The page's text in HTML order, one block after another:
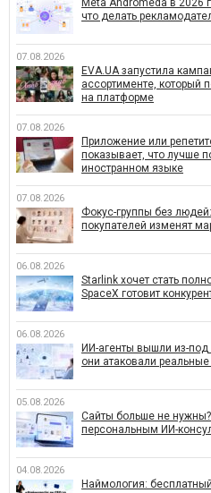
что делать
07.08.2026
EVA.UA запустила
ассортименте, который
на платформе
07.08.2026
Приложение или
показывает, что лучше
иностранном языке
07.08.2026
Фокус-группы без
покупателей изменят
06.08.2026
Starlink хочет стать
SpaceX готовит
06.08.2026
ИИ-агенты вышли из-под
они атаковали
05.08.2026
Сайты больше не нужны?
персональным ИИ-
04.08.2026
Наймология: